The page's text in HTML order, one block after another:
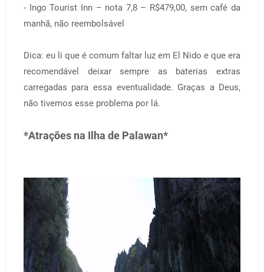
- Ingo Tourist Inn – nota 7,8 – R$479,00, sem café da
manhã, não reembolsável
Dica: eu li que é comum faltar luz em El Nido e que era
recomendável deixar sempre as baterias extras
carregadas para essa eventualidade. Graças a Deus,
não tivemos esse problema por lá.
*Atrações na Ilha de Palawan*